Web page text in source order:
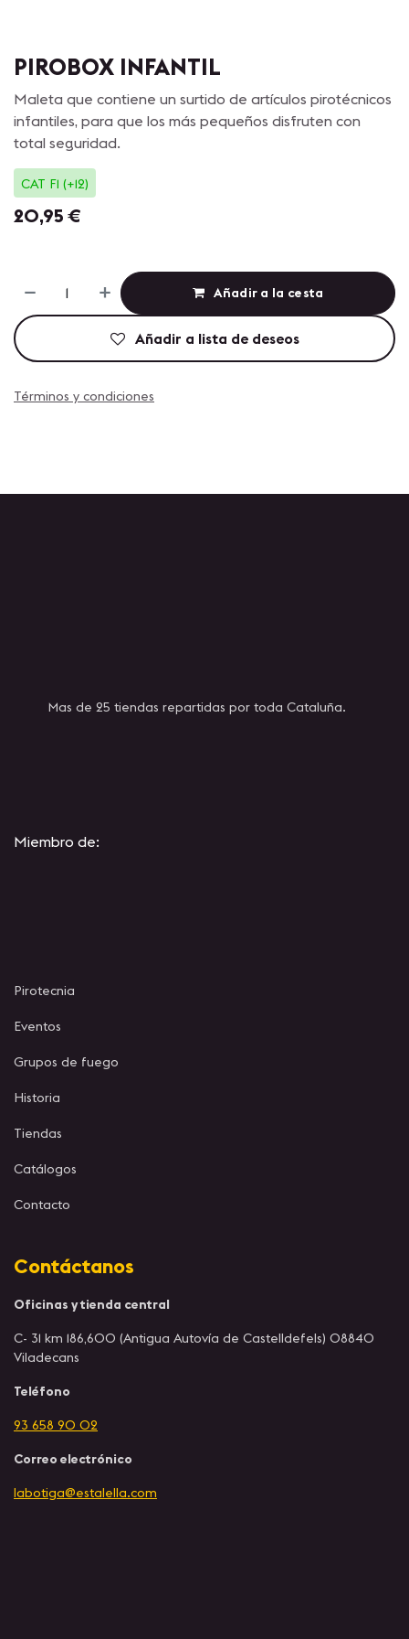
PIROBOX INFANTIL
Maleta que contiene un surtido de artículos pirotécnicos
infantiles, para que los más pequeños disfruten con
total seguridad.
CAT F1 (+12)
20,95 €
Añadir a la cesta
Añadir a lista de deseos
Términos y condiciones
Mas de 25 tiendas repartidas por toda Cataluña.
Miembro de:
Pirotecnia
Eventos
Grupos de fuego
Historia
Tiendas
Catálogos
Contacto
Contáctanos
Oficinas y tienda central
C- 31 km 186,600 (Antigua Autovía de Castelldefels) 08840
Viladecans
Teléfono
93 658 90 02
Correo electrónico
labotiga@estalella.com